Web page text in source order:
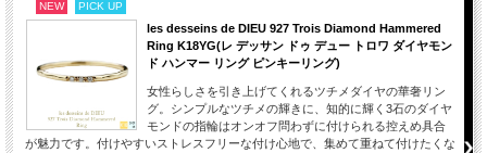
NEW PICK UP
les desseins de DIEU 927 Trois Diamond Hammered
Ring K18YG(レ デッサン ドゥ デュー トロワ ダイヤモン
ド ハンマー リング ピンキーリング)
女性らしさを引き上げてくれるツチメダイヤの華奢リン
グ。シンプルなツチメの輝きに、知的に輝く3石のダイヤ
モンドの指輪はオンオフ問わずに付けられる控えめ具合
が魅力です。付けやすいストレスフリーな付け心地で、集めて重ねて付けたくな